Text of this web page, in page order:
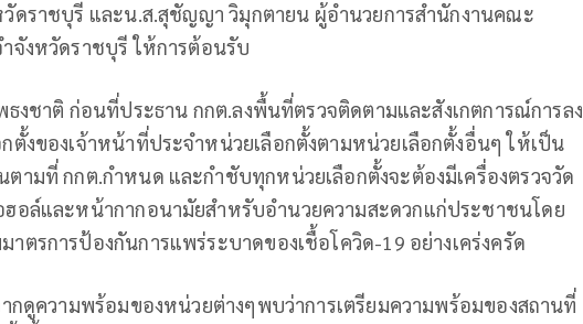
วัดราชบุรี และน.ส.สุชัญญา วิมุกตายน ผู้อำนวยการสำนักงานคณะ
ำจังหวัดราชบุรี ให้การต้อนรับ
ธงชาติ ก่อนที่ประธาน กกต.ลงพื้นที่ตรวจติดตามและสังเกตการณ์การลง
ตั้งของเจ้าหน้าที่ประจำหน่วยเลือกตั้งตามหน่วยเลือกตั้งอื่นๆ ให้เป็น
ามที่ กกต.กำหนด และกำชับทุกหน่วยเลือกตั้งจะต้องมีเครื่องตรวจวัด
อล์และหน้ากากอนามัยสำหรับอำนวยความสะดวกแก่ประชาชนโดย
ตรการป้องกันการแพร่ระบาดของเชื้อโควิด-19 อย่างเคร่งครัด
กดูความพร้อมของหน่วยต่างๆพบว่าการเตรียมความพร้อมของสถานที่​